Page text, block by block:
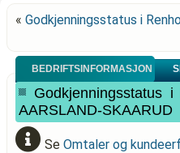
« Godkjenningsstatus i
BEDRIFTSINFORMASJON
Godkjenningsstatus
AARSLAND-SKAARUD
Se Omtaler og